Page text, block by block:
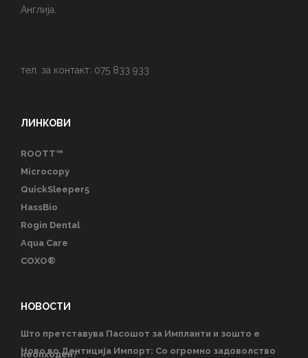
Англија.
тел. за контакт: 075 833 933
ЛИНКОВИ
ROOTT™
Microcopy
QuickSleeper5
HassBio
Rogin Dental
Aqua Care
COXO®
НОВОСТИ
Што претставува Пасошот за Импланти и зошто е
неопходен?
Ново во Дентиција Импорт: Со огромно задоволство